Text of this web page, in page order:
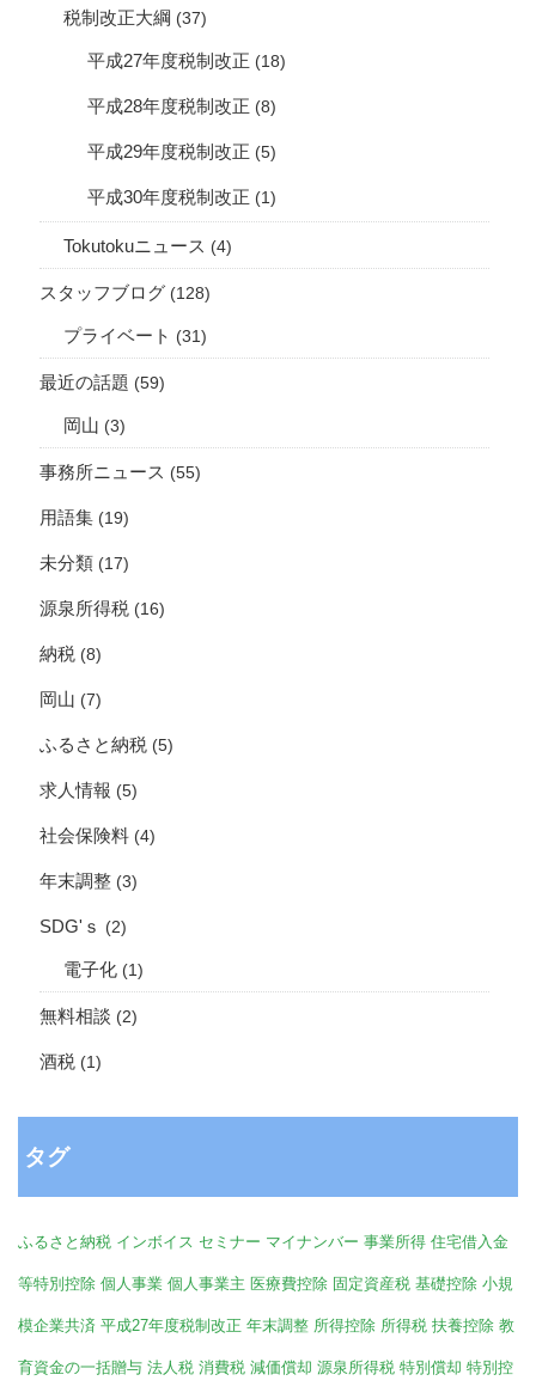
税制改正大綱 (37)
平成27年度税制改正 (18)
平成28年度税制改正 (8)
平成29年度税制改正 (5)
平成30年度税制改正 (1)
Tokutokuニュース (4)
スタッフブログ (128)
プライベート (31)
最近の話題 (59)
岡山 (3)
事務所ニュース (55)
用語集 (19)
未分類 (17)
源泉所得税 (16)
納税 (8)
岡山 (7)
ふるさと納税 (5)
求人情報 (5)
社会保険料 (4)
年末調整 (3)
SDG'ｓ (2)
電子化 (1)
無料相談 (2)
酒税 (1)
タグ
ふるさと納税 インボイス セミナー マイナンバー 事業所得 住宅借入金
等特別控除 個人事業 個人事業主 医療費控除 固定資産税 基礎控除 小規
模企業共済 平成27年度税制改正 年末調整 所得控除 所得税 扶養控除 教
育資金の一括贈与 法人税 消費税 減価償却 源泉所得税 特別償却 特別控